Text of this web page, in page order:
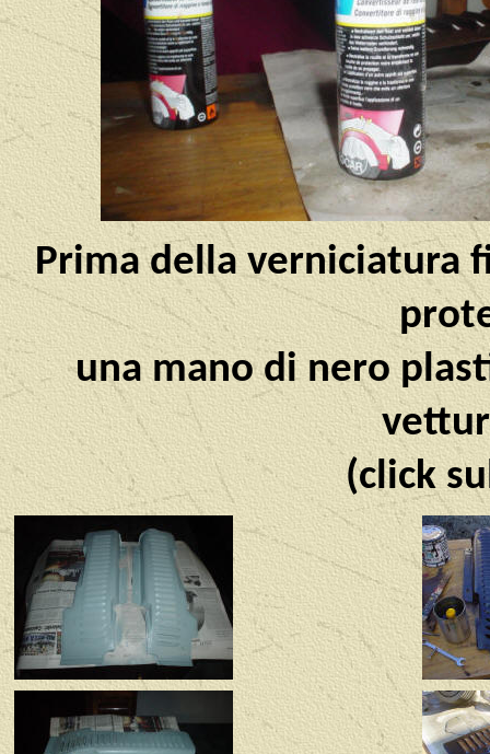
Prima della verniciatura
una mano di nero
(click